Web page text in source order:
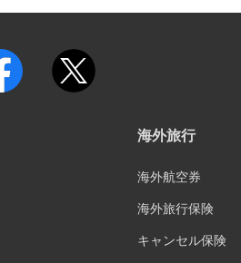
海外旅行
海外航空券
海外旅行保険
キャンセル保険